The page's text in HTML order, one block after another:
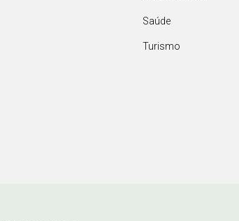
Saúde
Turismo